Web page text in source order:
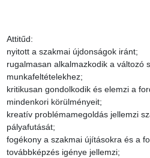
Attitűd:
nyitott a szakmai újdonságok iránt;
rugalmasan alkalmazkodik a változó
munkafeltételekhez;
kritikusan gondolkodik és elemzi a
mindenkori körülményeit;
kreatív problémamegoldás jellemzi
pályafutását;
fogékony a szakmai újításokra és a
továbbképzés igénye jellemzi;